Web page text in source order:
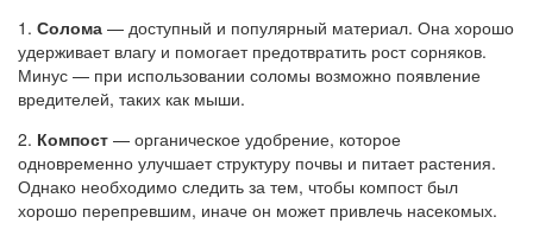
1. Солома — доступный и популярный материал. Она хорошо
удерживает влагу и помогает предотвратить рост сорняков.
Минус — при использовании соломы возможно появление
вредителей, таких как мыши.
2. Компост — органическое удобрение, которое
одновременно улучшает структуру почвы и питает растения.
Однако необходимо следить за тем, чтобы компост был
хорошо перепревшим, иначе он может привлечь насекомых.